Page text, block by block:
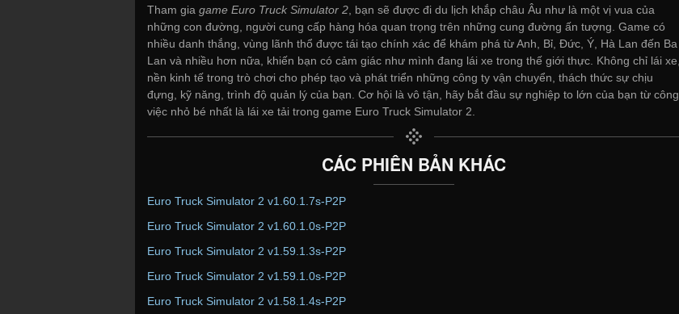
Tham gia game Euro Truck Simulator 2 , bạn sẽ được đi du lịch khắp châu Âu như là một vị vua của
những con đường, người cung cấp hàng hóa quan trọng trên những cung đường ấn tượng. Game có
nhiều danh thắng, vùng lãnh thổ được tái tạo chính xác để khám phá từ Anh, Bỉ, Đức, Ý, Hà Lan đến Ba
Lan và nhiều hơn nữa, khiến bạn có cảm giác như mình đang lái xe trong thế giới thực. Không chỉ lái xe,
nền kinh tế trong trò chơi cho phép tạo và phát triển những công ty vận chuyển, thách thức sự chịu
đựng, kỹ năng, trình độ quản lý của bạn. Cơ hội là vô tận, hãy bắt đầu sự nghiệp to lớn của bạn từ công
việc nhỏ bé nhất là lái xe tải trong game Euro Truck Simulator 2.
CÁC PHIÊN BẢN KHÁC
Euro Truck Simulator 2 v1.60.1.7s-P2P
Euro Truck Simulator 2 v1.60.1.0s-P2P
Euro Truck Simulator 2 v1.59.1.3s-P2P
Euro Truck Simulator 2 v1.59.1.0s-P2P
Euro Truck Simulator 2 v1.58.1.4s-P2P